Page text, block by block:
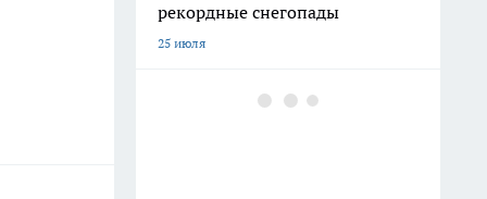
рекордные снегопады
25 июля
РЖД ужесточили правила: эти